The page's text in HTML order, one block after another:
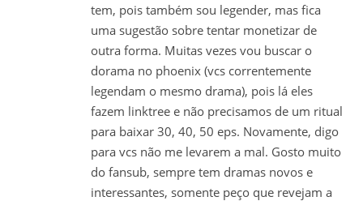
tem, pois também sou legender, mas fica
uma sugestão sobre tentar monetizar de
outra forma. Muitas vezes vou buscar o
dorama no phoenix (vcs correntemente
legendam o mesmo drama), pois lá eles
fazem linktree e não precisamos de um ritual
para baixar 30, 40, 50 eps. Novamente, digo
para vcs não me levarem a mal. Gosto muito
do fansub, sempre tem dramas novos e
interessantes, somente peço que revejam a